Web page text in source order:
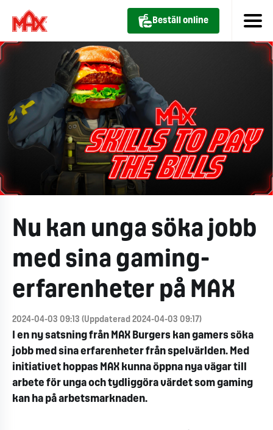
Beställ online
Nu kan unga söka jobb
med sina gaming-
erfarenheter på MAX
2024-04-03 09:13 (Uppdaterad 2024-04-03 09:17)
I en ny satsning från MAX Burgers kan gamers söka
jobb med sina erfarenheter från spelvärlden. Med
initiativet hoppas MAX kunna öppna nya vägar till
arbete för unga och tydliggöra värdet som gaming
kan ha på arbetsmarknaden.